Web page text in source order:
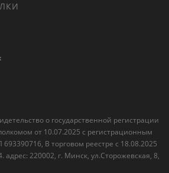
о государственной регистрации
от 10.07.2025 с регистрационным
В торговом реестре с 18.08.2025
адрес: 220002, г. Минск, ул.Сторожевская, 8,